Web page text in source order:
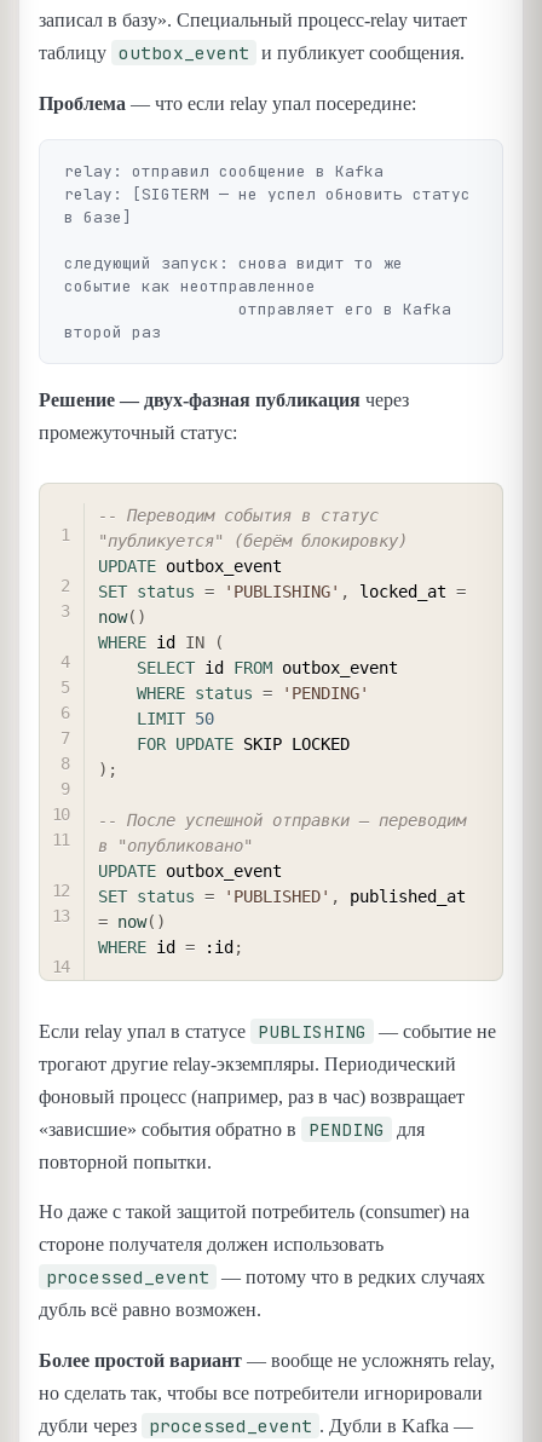
записал в базу». Специальный процесс-relay читает
таблицу outbox_event и публикует сообщения.
Проблема — что если relay упал посередине:
relay: отправил сообщение в Kafka
relay: [SIGTERM — не успел обновить статус
в базе]
следующий запуск: снова видит то же
событие как неотправленное
Решение — двух-фазная публикация через
промежуточный статус:
-- Переводим события в статус
"публикуется" (берём блокировку)
UPDATE
SET status = 'PUBLISHING' , locked_at =
now( )
WHERE id IN
(
SELECT id FROM outbox_event
WHERE status =
'PENDING'
LIMIT 50
FOR UPDATE
) ;
-- После успешной отправки — переводим
в "опубликовано"
UPDATE
SET status = 'PUBLISHED' ,
= now( )
WHERE id = :id ;
Если relay упал в статусе PUBLISHING
— событие не
трогают другие relay-экземпляры. Периодический
фоновый процесс (например, раз в час) возвращает
«зависшие» события обратно в
PENDING
для
повторной попытки.
Но даже с такой защитой потребитель (consumer) на
стороне получателя должен использовать
processed_event
— потому что в редких случаях
дубль всё равно возможен.
Более простой вариант — вообще не усложнять relay,
но сделать так, чтобы все потребители игнорировали
дубли через
processed_event . Дубли в Kafka —